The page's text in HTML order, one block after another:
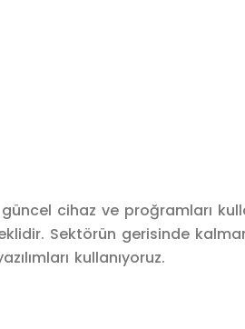
cihaz ve proğramları
Sektörün gerisinde
kullanıyoruz.